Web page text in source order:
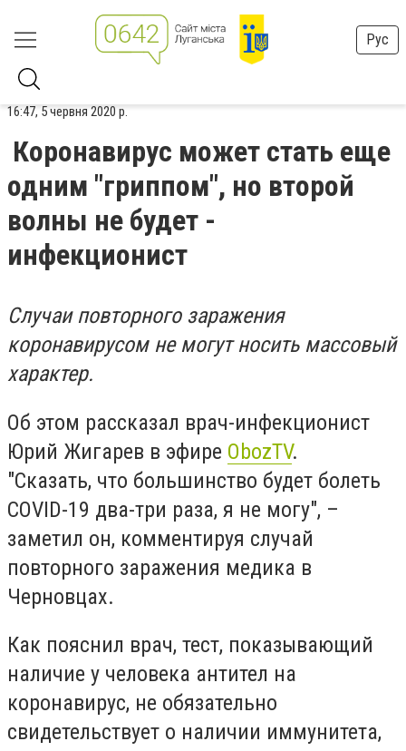
Рус
16:47, 5 червня 2020 р.
Коронавирус может стать еще
одним "гриппом", но второй
волны не будет -
инфекционист
Случаи повторного заражения
коронавирусом не могут носить массовый
характер.
Об этом рассказал врач-инфекционист
Юрий Жигарев в эфире ObozTV.
"Сказать, что большинство будет болеть
COVID-19 два-три раза, я не могу", –
заметил он, комментируя случай
повторного заражения медика в
Черновцах.
Как пояснил врач, тест, показывающий
наличие у человека антител на
коронавирус, не обязательно
свидетельствует о наличии иммунитета,